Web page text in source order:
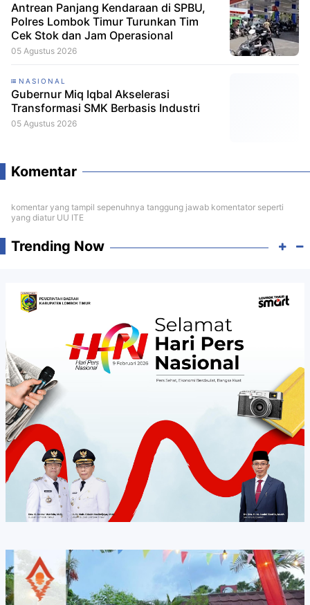
Antrean Panjang Kendaraan di SPBU,
Polres Lombok Timur Turunkan Tim
Cek Stok dan Jam Operasional
05 Agustus 2026
NASIONAL
Gubernur Miq Iqbal Akselerasi
Transformasi SMK Berbasis Industri
05 Agustus 2026
Komentar
komentar yang tampil sepenuhnya tanggung jawab komentator seperti
yang diatur UU ITE
Trending Now